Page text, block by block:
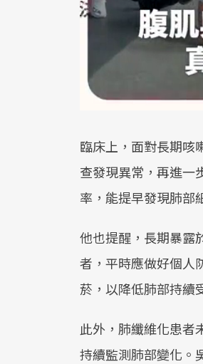
臨床上，面對長期咳
查發現異常，再進一
率，能提早發現肺部
他也提醒，長期暴露
者，平時應做好個人
菸，以降低肺部持續
此外，肺纖維化患者
持續監測肺部變化。